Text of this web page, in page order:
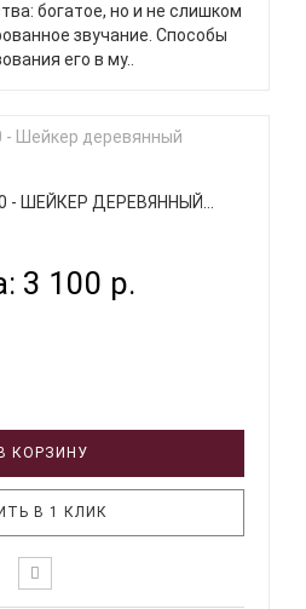
богатое, но и не слишком
звучание. Способы
его в му..
- ШЕЙКЕР ДЕРЕВЯННЫЙ...
3 100 р.
КОРЗИНУ
В 1 КЛИК